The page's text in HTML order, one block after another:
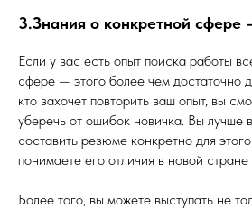
3.Знания о конкретной сфере
Если у вас есть опыт поиска работы
сфере — этого более чем достаточно
кто захочет повторить ваш опыт, вы
уберечь от ошибок новичка. Вы лучше
составить резюме конкретно для
понимаете его отличия в новой
Более того, вы можете выступать не